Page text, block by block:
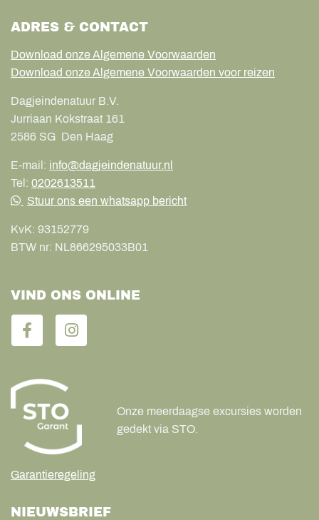
ADRES & CONTACT
Download onze Algemene Voorwaarden
Download onze Algemene Voorwaarden voor reizen
Dagjeindenatuur B.V.
Jurriaan Kokstraat 161
2586 SG Den Haag
E-mail: info@dagjeindenatuur.nl
Tel: 0202613511
Stuur ons een whatsapp bericht
KvK: 93152779
BTW nr: NL866295033B01
VIND ONS ONLINE
Garantieregeling
Onze meerdaagse excursies worden
gedekt via STO.
NIEUWSBRIEF